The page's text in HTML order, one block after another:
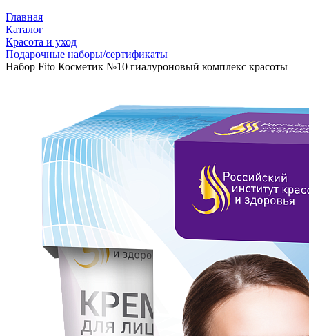
Главная
Каталог
Красота и уход
Подарочные наборы/сертификаты
Набор Fito Косметик №10 гиалуроновый комплекс красоты